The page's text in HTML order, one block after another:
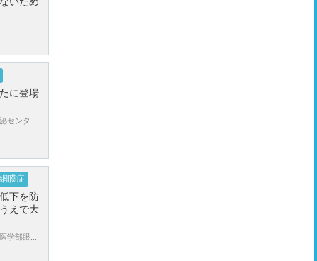
に登場
センタ...
膜症
下を防
えで大
学部眼...